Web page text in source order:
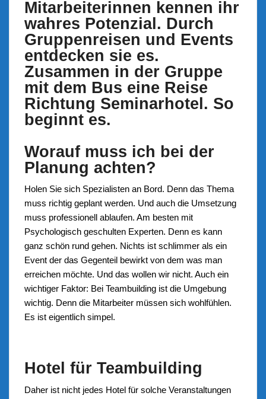
Mitarbeiterinnen kennen ihr
wahres Potenzial. Durch
Gruppenreisen und Events
entdecken sie es.
Zusammen in der Gruppe
mit dem Bus eine Reise
Richtung Seminarhotel. So
beginnt es.
Worauf muss ich bei der
Planung achten?
Holen Sie sich Spezialisten an Bord. Denn das Thema
muss richtig geplant werden. Und auch die Umsetzung
muss professionell ablaufen. Am besten mit
Psychologisch geschulten Experten. Denn es kann
ganz schön rund gehen. Nichts ist schlimmer als ein
Event der das Gegenteil bewirkt von dem was man
erreichen möchte. Und das wollen wir nicht. Auch ein
wichtiger Faktor: Bei Teambuilding ist die Umgebung
wichtig. Denn die Mitarbeiter müssen sich wohlfühlen.
Es ist eigentlich simpel.
Hotel für Teambuilding
Daher ist nicht jedes Hotel für solche Veranstaltungen